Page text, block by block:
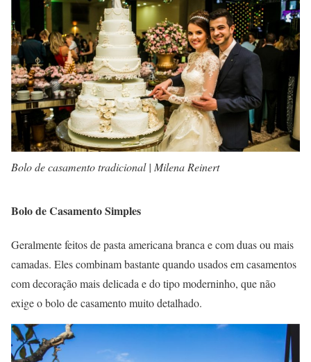
Bolo de casamento tradicional | Milena Reinert
Bolo de Casamento Simples
Geralmente feitos de pasta americana branca e com duas ou mais
camadas. Eles combinam bastante quando usados em casamentos
com decoração mais delicada e do tipo moderninho, que não
exige o bolo de casamento muito detalhado.